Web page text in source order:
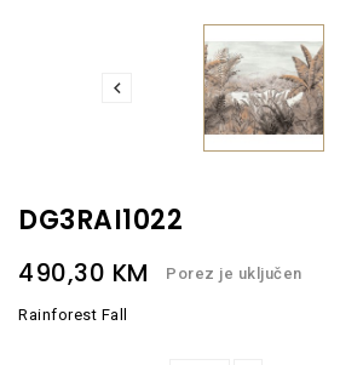

DG3RAI1022
490,30 KM Porez je uključen
Rainforest Fall